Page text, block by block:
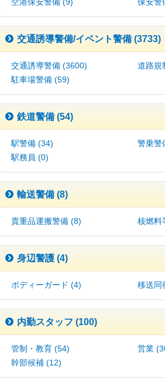
交通誘導警備/イベント警備 (3733)
交通誘導警備 (3600) 道路規
駐車場警備 (59)
鉄道警備 (54)
駅警備 (34) 警乗警
駅務員 (0)
輸送警備 (8)
貴重品運搬警備 (8) 核燃料
身辺警護 (4)
ボディーガード (4) 移送同
内勤スタッフ (100)
管制・教育 (54) 営業
幹部候補 (12)